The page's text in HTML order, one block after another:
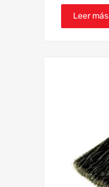
Leer más